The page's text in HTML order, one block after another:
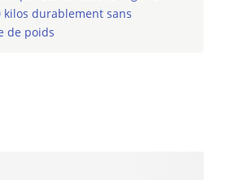
kilos durablement sans
de poids